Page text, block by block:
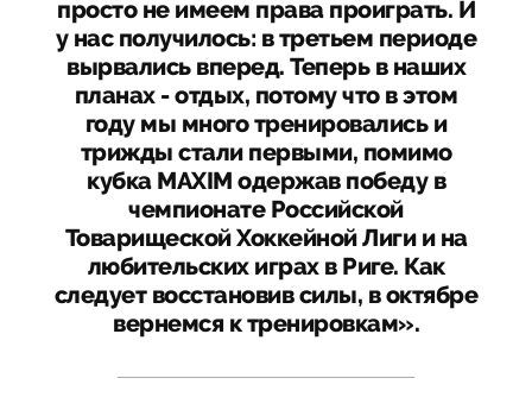
просто не имеем права проиграть. И
у нас получилось: в третьем периоде
вырвались вперед. Теперь в наших
планах - отдых, потому что в этом
году мы много тренировались и
трижды стали первыми, помимо
кубка MAXIM одержав победу в
чемпионате Российской
Товарищеской Хоккейной Лиги и на
любительских играх в Риге. Как
следует восстановив силы, в октябре
вернемся к тренировкам».